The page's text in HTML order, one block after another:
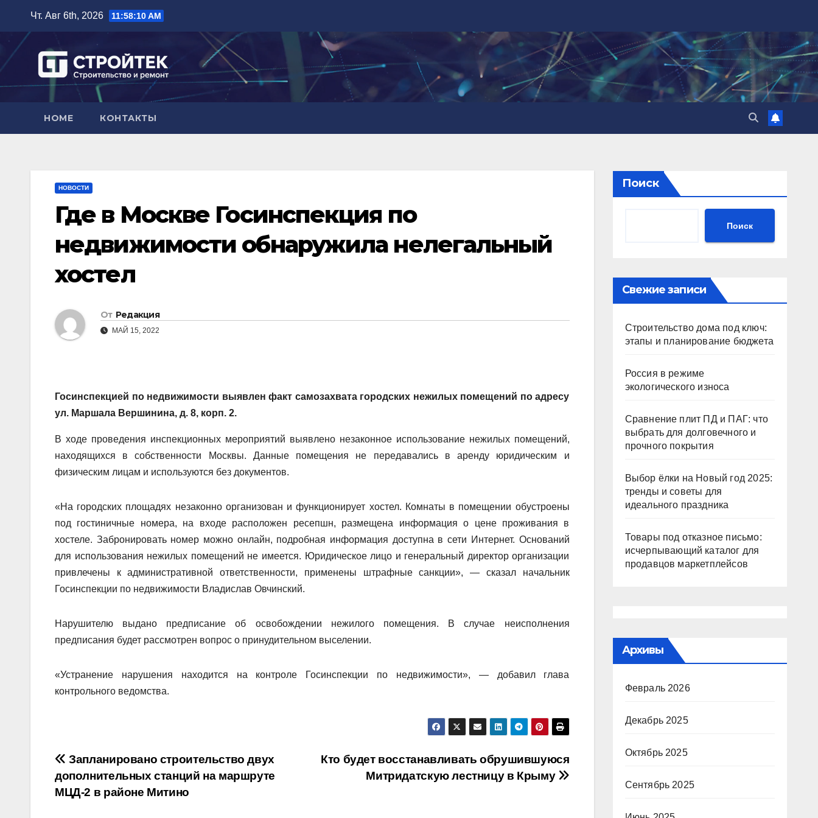
содержимому
Чт. Авг 6th, 2026 11:58:11 AM
HOME КОНТАКТЫ
НОВОСТИ
Где в Москве Госинспекция по
недвижимости обнаружила нелегальный
хостел
От Редакция
МАЙ 15, 2022
Госинспекцией по недвижимости выявлен факт самозахвата городских нежилых помещений по адресу
ул. Маршала Вершинина, д. 8, корп. 2.
В ходе проведения инспекционных мероприятий выявлено незаконное использование нежилых помещений,
находящихся в собственности Москвы. Данные помещения не передавались в аренду юридическим и
физическим лицам и используются без документов.
«На городских площадях незаконно организован и функционирует хостел. Комнаты в помещении обустроены
под гостиничные номера, на входе расположен ресепшн, размещена информация о цене проживания в
хостеле. Забронировать номер можно онлайн, подробная информация доступна в сети Интернет. Оснований
для использования нежилых помещений не имеется. Юридическое лицо и генеральный директор организации
привлечены к административной ответственности, применены штрафные санкции», — сказал начальник
Госинспекции по недвижимости Владислав Овчинский.
Нарушителю выдано предписание об освобождении нежилого помещения. В случае неисполнения
предписания будет рассмотрен вопрос о принудительном выселении.
«Устранение нарушения находится на контроле Госинспекции по недвижимости», — добавил глава
контрольного ведомства.
Навигация
по
Кто будет восстанавливать обрушившуюся
Митридатскую лестницу в Крыму
Запланировано строительство двух
дополнительных станций на маршруте
МЦД-2 в районе Митино
Поиск
Поиск
Свежие записи
Строительство дома под ключ:
этапы и планирование бюджета
Россия в режиме
экологического износа
Сравнение плит ПД и ПАГ: что
выбрать для долговечного и
прочного покрытия
Выбор ёлки на Новый год 2025:
тренды и советы для
идеального праздника
Товары под отказное письмо:
исчерпывающий каталог для
продавцов маркетплейсов
Архивы
Февраль 2026
Декабрь 2025
Октябрь 2025
Сентябрь 2025